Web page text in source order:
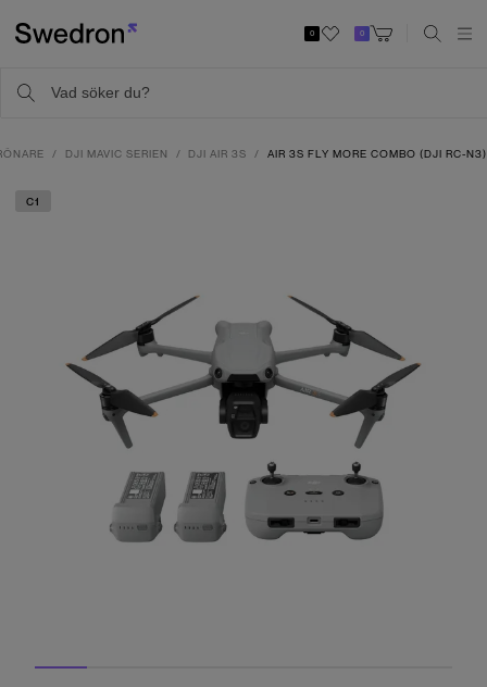
0 0
DJI MAVIC SERIEN DJI AIR 3S AIR 3S FLY MORE COMBO (DJI RC-N3)
C1